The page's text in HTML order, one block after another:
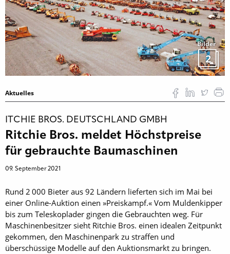
Bilder
2
Aktuelles
ITCHIE BROS. DEUTSCHLAND GMBH
Ritchie Bros. meldet Höchstpreise
für gebrauchte Baumaschinen
09. September 2021
Rund 2 000 Bieter aus 92 Ländern lieferten sich im Mai bei
einer Online-Auktion einen »Preiskampf.« Vom Muldenkipper
bis zum Teleskoplader gingen die Gebrauchten weg. Für
Maschinenbesitzer sieht Ritchie Bros. einen idealen Zeitpunkt
gekommen, den Maschinenpark zu straffen und
überschüssige Modelle auf den Auktionsmarkt zu bringen.